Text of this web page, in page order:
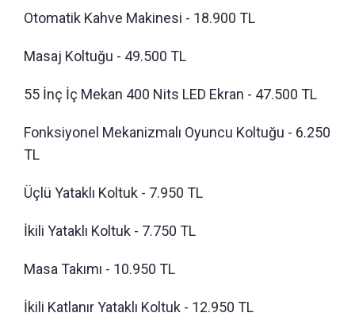
Otomatik Kahve Makinesi - 18.900 TL
Masaj Koltuğu - 49.500 TL
55 İnç İç Mekan 400 Nits LED Ekran - 47.500 TL
Fonksiyonel Mekanizmalı Oyuncu Koltuğu - 6.250
TL
Üçlü Yataklı Koltuk - 7.950 TL
İkili Yataklı Koltuk - 7.750 TL
Masa Takımı - 10.950 TL
İkili Katlanır Yataklı Koltuk - 12.950 TL